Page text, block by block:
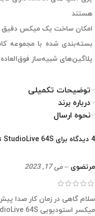
هستند
امکان ساخت یک میکس دقیق با 33 فیدر موتورایزد حساس به
پلاگین‌های شبیه‌ساز
توضیحات تکمیلی
درباره برند
نحوه ارسال
4 دیدگاه برای StudioLive 64S
مرتضوی – می 17, 2023
سلام گاهی در زمان کار صدا